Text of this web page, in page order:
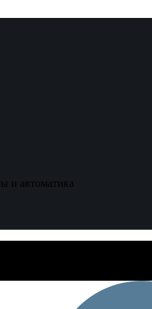
и автоматика